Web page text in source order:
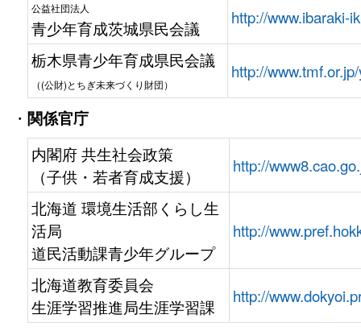
公益社団法人
青少年育成茨城県民会議
http://www.ibaraki-
栃木県青少年育成県民会議
（(公財)とちぎ未来づくり財団）
http://
・ 関係官庁
内閣府 共生社会政策
（子供・若者育成支援）
http://
北海道 環境生活部くらし生
活局
道民活動課青少年グループ
http://
北海道教育委員会
生涯学習推進局生涯学習課
http://